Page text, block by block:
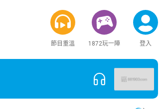
節目重溫 1872玩一陣 登入